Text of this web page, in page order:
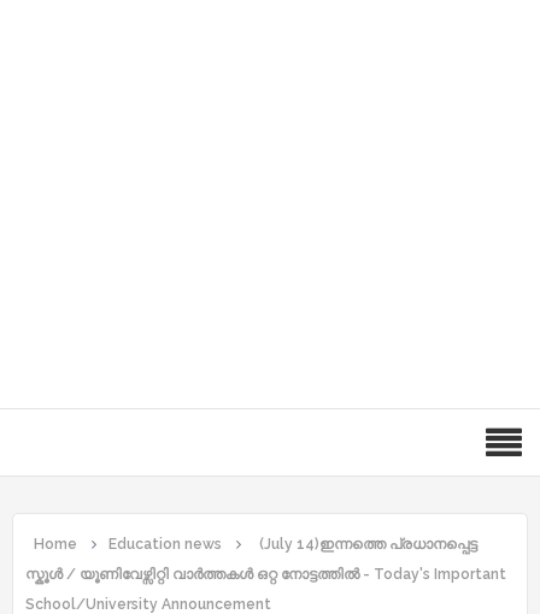
Home Education news
(July 14)ഇന്നത്തെ പ്രധാനപ്പെട്ട
സ്കൂൾ / യൂണിവേഴ്സിറ്റി വാർത്തകൾ ഒറ്റ നോട്ടത്തിൽ - Today's Important
School/University Announcement